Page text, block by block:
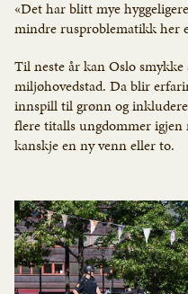
«Det har blitt mye
mindre rusproblematikk her
Til neste år kan Oslo
miljøhovedstad. Da blir
innspill til grønn og
flere titalls ungdommer
kanskje en ny venn eller to.